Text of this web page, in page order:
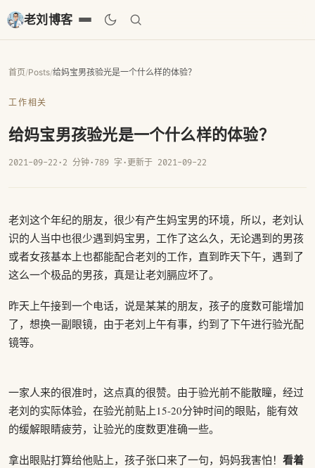
老刘博客
首页/Posts/给妈宝男孩验光是一个什么样的体验？
工作相关
给妈宝男孩验光是一个什么样的体验？
2021-09-22 · 2 分钟· 789 字 · 更新于 2021-09-22
老刘这个年纪的朋友，很少有产生妈宝男的环境，所以，老刘认
识的人当中也很少遇到妈宝男，工作了这么久，无论遇到的男孩
或者女孩基本上也都能配合老刘的工作，直到昨天下午，遇到了
这么一个极品的男孩，真是让老刘膈应坏了。
昨天上午接到一个电话，说是某某的朋友，孩子的度数可能增加
了，想换一副眼镜，由于老刘上午有事，约到了下午进行验光配
镜等。
一家人来的很准时，这点真的很赞。由于验光前不能散瞳，经过
老刘的实际体验，在验光前贴上15-20分钟时间的眼贴，能有效
的缓解眼睛疲劳，让验光的度数更准确一些。
拿出眼贴打算给他贴上，孩子张口来了一句，妈妈我害怕！ 看着